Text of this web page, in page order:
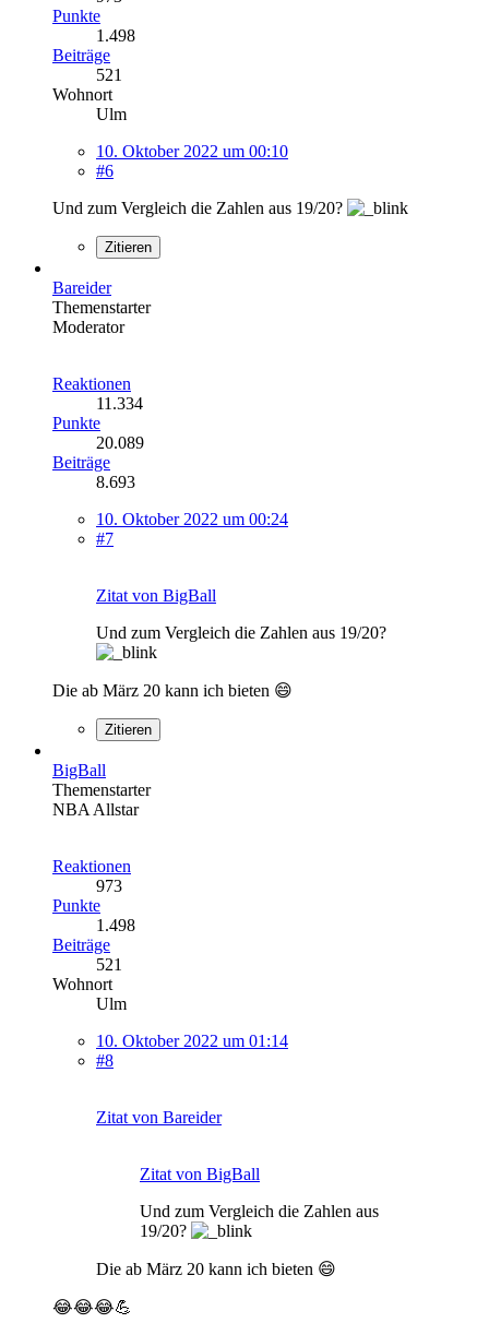
Punkte
1.498
Beiträge
521
Wohnort
Ulm
10. Oktober 2022 um 00:10
#6
Und zum Vergleich die Zahlen aus 19/20?
Zitieren
Bareider
Themenstarter
Moderator
Reaktionen
11.334
Punkte
20.089
Beiträge
8.693
10. Oktober 2022 um 00:24
#7
Zitat von BigBall
Und zum Vergleich die Zahlen aus 19/20?
Die ab März 20 kann ich bieten 😄
Zitieren
BigBall
Themenstarter
NBA Allstar
Reaktionen
973
Punkte
1.498
Beiträge
521
Wohnort
Ulm
10. Oktober 2022 um 01:14
#8
Zitat von Bareider
Zitat von BigBall
Und zum Vergleich die Zahlen aus
19/20?
Die ab März 20 kann ich bieten 😄
😂😂😂💪